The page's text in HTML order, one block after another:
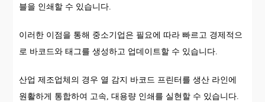
블을 인쇄할 수 있습니다.
이러한 이점을 통해 중소기업은 필요에 따라 빠르고 경제적으
로 바코드와 태그를 생성하고 업데이트할 수 있습니다.
산업 제조업체의 경우 열 감지 바코드 프린터를 생산 라인에
원활하게 통합하여 고속, 대용량 인쇄를 실현할 수 있습니다.